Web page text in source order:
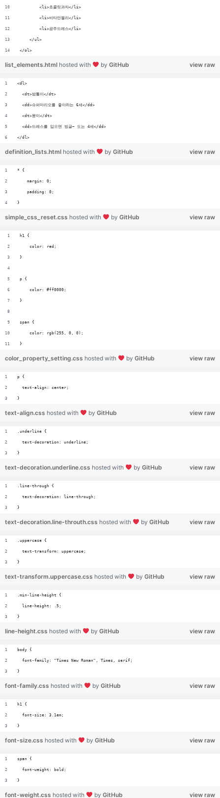
        <li>초콜릿과자</li>
        <li>비타민젤리</li>
        <li>공주드레스</li>
    </ul>
</ol>
view raw
list_elements.html hosted with by GitHub
<dl>
  <dt>밤톨이</dt>
  <dd>슈퍼마리오를 좋아하는 6세</dd>
  <dt>몽이</dt>
  <dd>드레스를 입으면 빙글~ 도는 4세</dd>
</dl>
view raw
definition_lists.html hosted with by GitHub
* {
    margin: 0;
    padding: 0;
}
view raw
simple_css_reset.css hosted with by GitHub
h1 {
    color: red;
}
p {
    color: #ff0000;
}
span {
    color: rgb(255, 0, 0);
}
view raw
color_property_setting.css hosted with by GitHub
p {
  text-align: center;
}
view raw
text-align.css hosted with by GitHub
.underline {
  text-decoration: underline;
}
view raw
text-decoration.underline.css hosted with by GitHub
.line-through {
  text-decoration: line-through;
}
view raw
text-decoration.line-throuth.css hosted with by GitHub
.uppercase {
  text-transform: uppercase;
}
view raw
text-transform.uppercase.css hosted with by GitHub
.min-line-height {
  line-height: .5;
}
view raw
line-height.css hosted with by GitHub
body {
  font-family: "Times New Roman", Times, serif;
}
view raw
font-family.css hosted with by GitHub
h1 {
  font-size: 3.1em;
}
view raw
font-size.css hosted with by GitHub
span {
  font-weight: bold;
}
view raw
font-weight.css hosted with by GitHub